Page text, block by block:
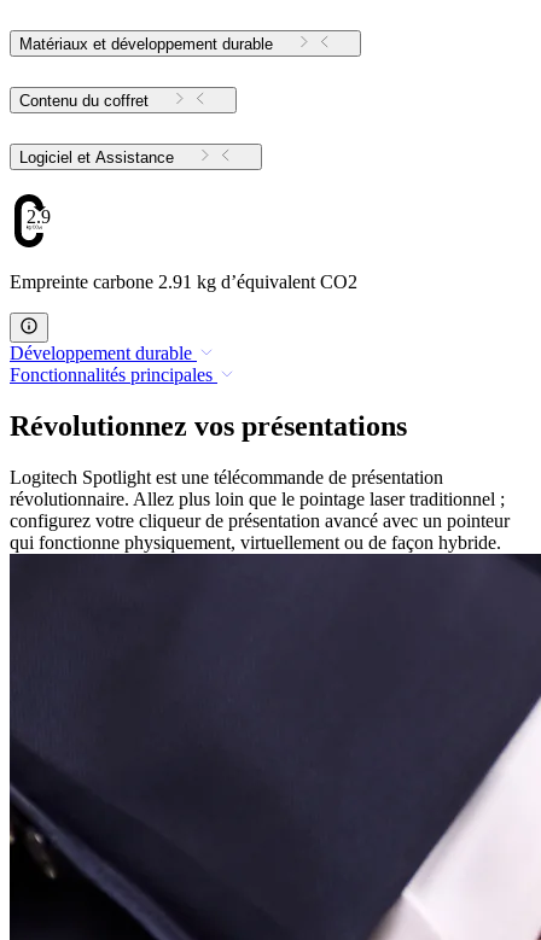
Matériaux et développement durable
Contenu du coffret
Logiciel et Assistance
2.91
Empreinte carbone 2.91 kg d’équivalent CO2
Développement durable
Fonctionnalités principales
Révolutionnez vos présentations
Logitech Spotlight est une télécommande de présentation
révolutionnaire. Allez plus loin que le pointage laser traditionnel ;
configurez votre cliqueur de présentation avancé avec un pointeur
qui fonctionne physiquement, virtuellement ou de façon hybride.